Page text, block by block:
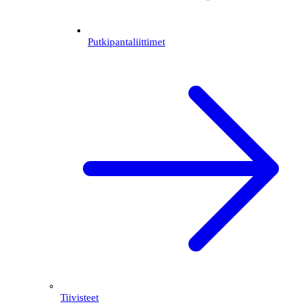
Putkipantaliittimet
Tiivisteet